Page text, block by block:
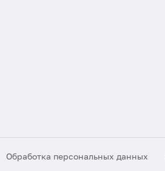
Обработка персональных данных